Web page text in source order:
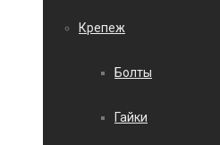
Крепеж
Болты
Гайки